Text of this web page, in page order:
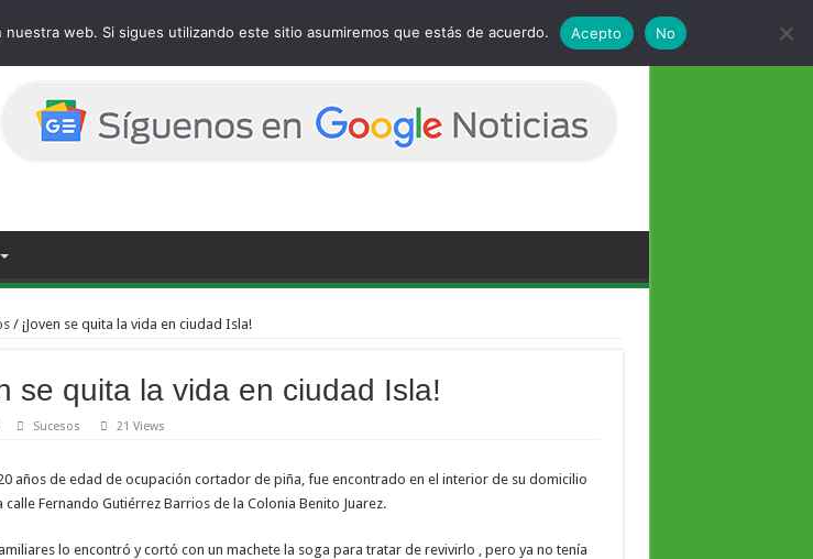
/ ¡Joven se quita la vida en ciudad Isla!
se quita la vida en ciudad Isla!
Sucesos 21 Views
años de edad de ocupación cortador de piña, fue encontrado en el interior de su domicilio
calle Fernando Gutiérrez Barrios de la Colonia Benito Juarez.
lo encontró y cortó con un machete la soga para tratar de revivirlo , pero ya no tenía
web. Si sigues utilizando este sitio asumiremos que estás de acuerdo. Acepto No